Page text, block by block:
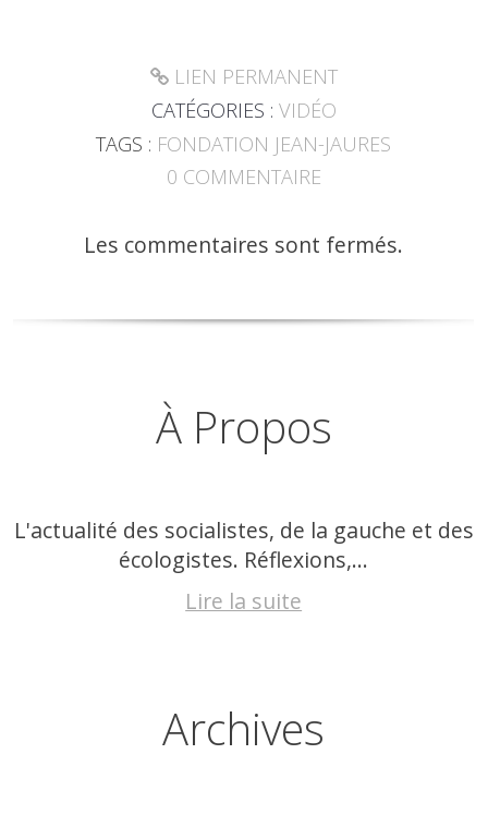
LIEN PERMANENT
CATÉGORIES : VIDÉO
TAGS : FONDATION JEAN-JAURES
0 COMMENTAIRE
Les commentaires sont fermés.
À Propos
L'actualité des socialistes, de la gauche et des
écologistes. Réflexions,...
Lire la suite
Archives